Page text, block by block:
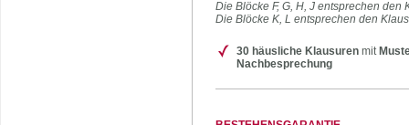
Die Blöcke F, G, H, J entsprechen
Die Blöcke K, L entsprechen den
30 häusliche Klausuren mit
Nachbesprechung